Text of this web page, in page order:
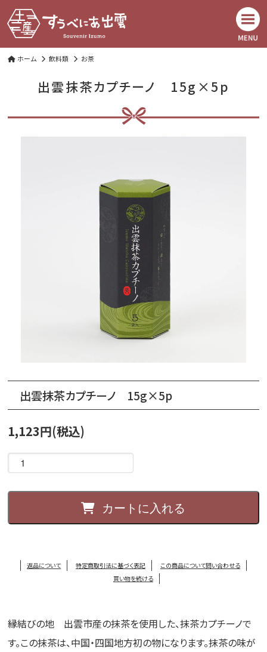
ホーム 飲料類 お茶
出雲抹茶カプチーノ 15g×5p
出雲抹茶カプチーノ 15g×5p
1,123円(税込)
カートに入れる
返品について 特定商取引法に基づく表記
この商品について問い合わせる
買い物を続ける
縁結びの地 出雲市産の抹茶を使用した、抹茶カプチーノで
す。この抹茶は、中国・四国地方初の物になります。抹茶の味が